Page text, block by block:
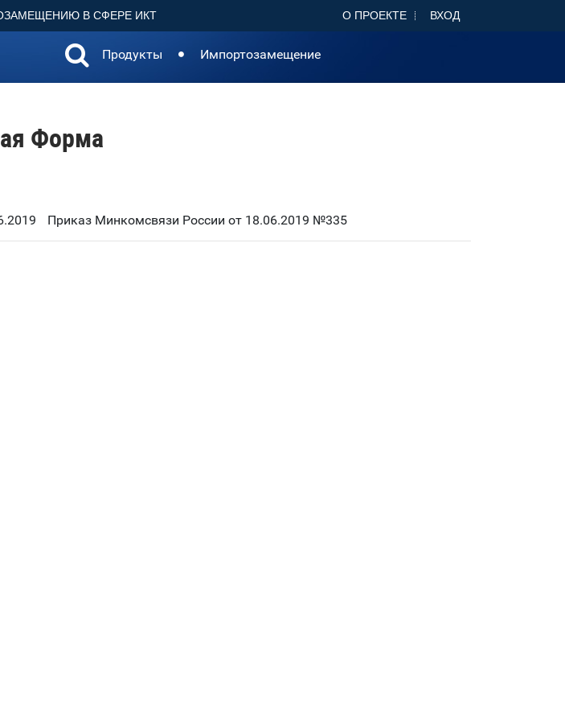
В СФЕРЕ ИКТ О ПРОЕКТЕ ВХОД
Продукты Импортозамещение
Форма
Приказ Минкомсвязи России от 18.06.2019 №335